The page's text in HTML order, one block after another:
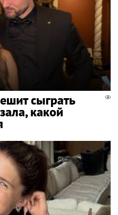
сыграть
какой